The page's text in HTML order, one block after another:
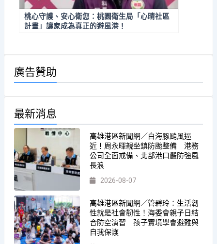
桃心守護、安心衛您：桃園衛生局「心晴社區
計畫」讓家成為真正的避風港！
廣告贊助
最新消息
高雄港區新聞網／白海豚颱風逼
近！周永暉親坐鎮防颱整備 港務
公司全面戒備、北部港口嚴防強風
長浪
2026-08-07
高雄港區新聞網／管碧玲：生活韌
性就是社會韌性！海委會親子日結
合防空演習 孩子實境學會避難與
自我保護